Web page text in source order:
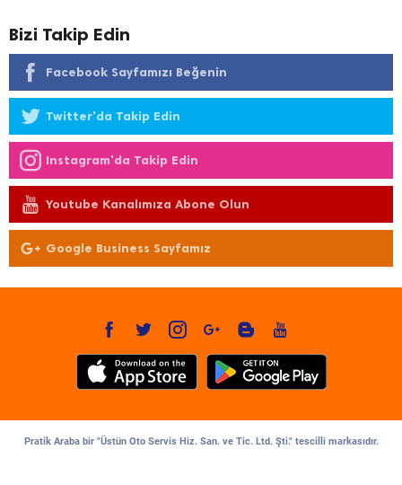
Bizi Takip Edin
Facebook Sayfamızı Beğenin
Twitter'da Takip Edin
Instagram'da Takip Edin
Youtube Kanalımıza Abone Olun
Google Business Sayfamız
Pratik Araba bir "Üstün Oto Servis Hiz. San. ve Tic. Ltd. Şti." tescilli markasıdır.